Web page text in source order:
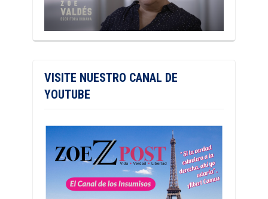
VISITE NUESTRO CANAL DE
YOUTUBE